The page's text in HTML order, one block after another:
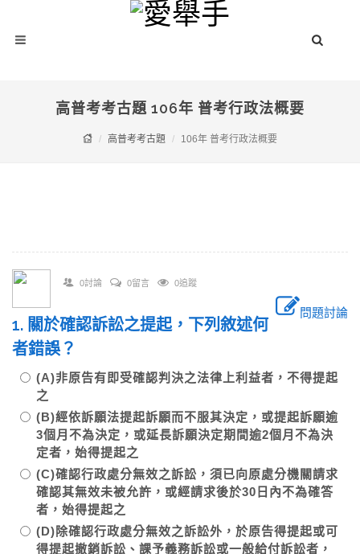
高普考考古題 106年 普考行政法概要
高普考考古題 106年 普考行政法概要
0討論 0留言 0追蹤
問題討論
1. 關於確認訴訟之提起，下列敘述何
者錯誤？
(A)非原告有即受確認判決之法律上利益者，不得提起
之
(B)經依訴願法提起訴願而不服其決定，或提起訴願逾
3個月不為決定，或延長訴願決定期間逾2個月不為決
定者，始得提起之
(C)確認行政處分無效之訴訟，須已向原處分機關請求
確認其無效未被允許，或經請求後於30日內不為確答
者，始得提起之
(D)除確認行政處分無效之訴訟外，於原告得提起或可
得提起撤銷訴訟、課予義務訴訟或一般給付訴訟者，